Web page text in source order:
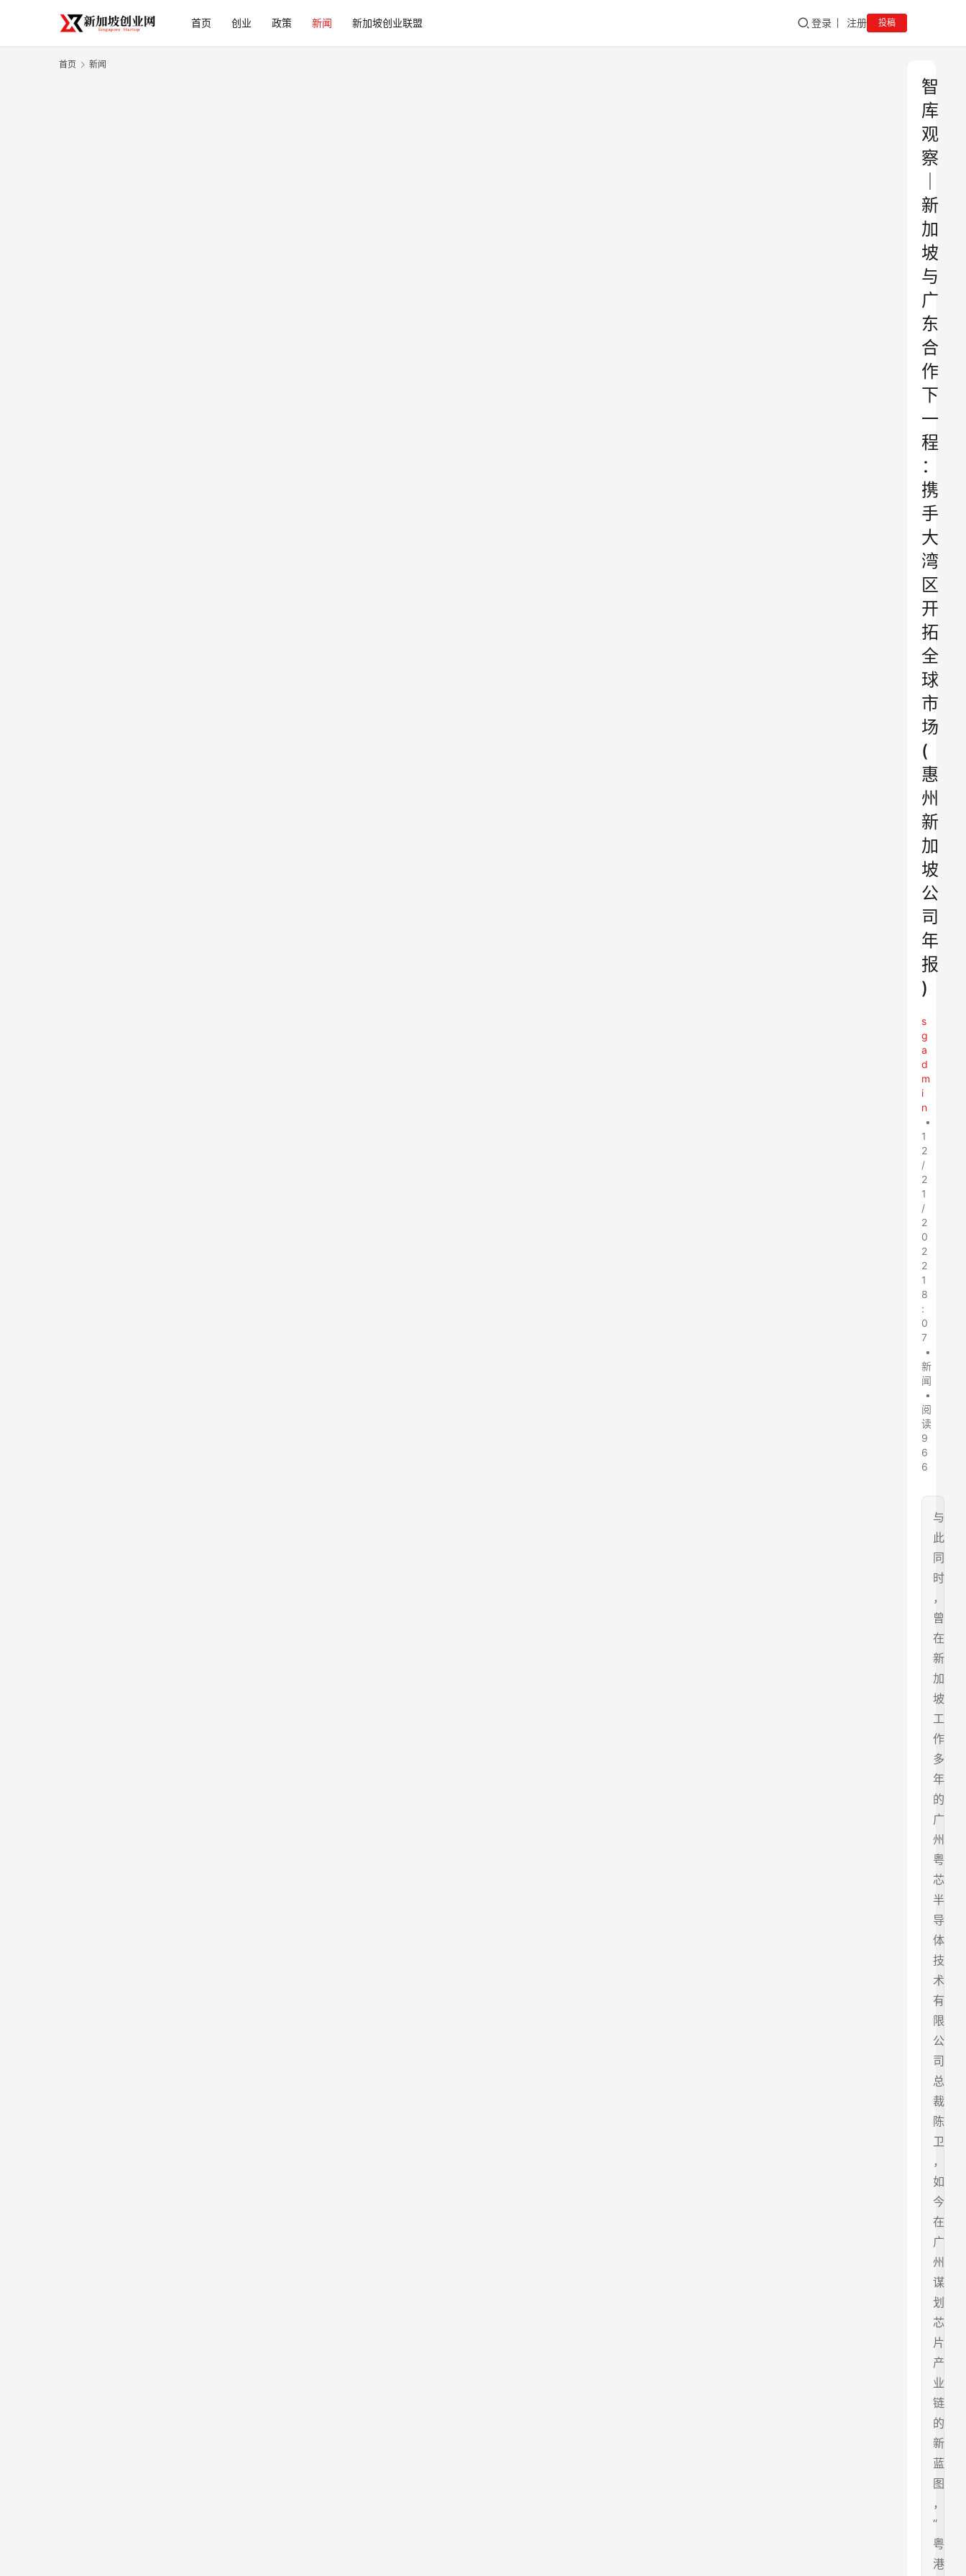
首页 创业 政策 新闻 新加坡创业联盟 登录 注册 投稿
首页 新闻
智
库
观
察
新
加
坡
与
广
东
合
作
下
一
程
：
携
手
大
湾
区
开
拓
全
球
市
场
(
惠
州
新
加
坡
公
司
年
报
)
s
g
a
d
m
i
n
•
1
2
/
2
1
/
2
0
2
2
1
8
:
0
7
•
新
闻
•
阅
读
9
6
6
与
此
同
时
，
曾
在
新
加
坡
工
作
多
年
的
广
州
粤
芯
半
导
体
技
术
有
限
公
司
总
裁
陈
卫
，
如
今
在
广
州
谋
划
芯
片
产
业
链
的
新
蓝
图
，
“
粤
港